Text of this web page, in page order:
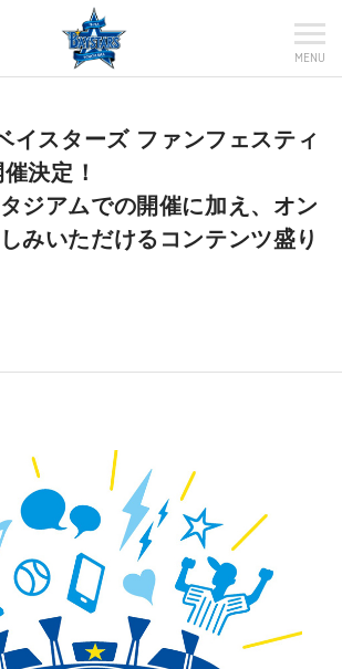
MENU
イスターズ ファンフェスティ
決定！
ジアムでの開催に加え、オン
みいただけるコンテンツ盛り